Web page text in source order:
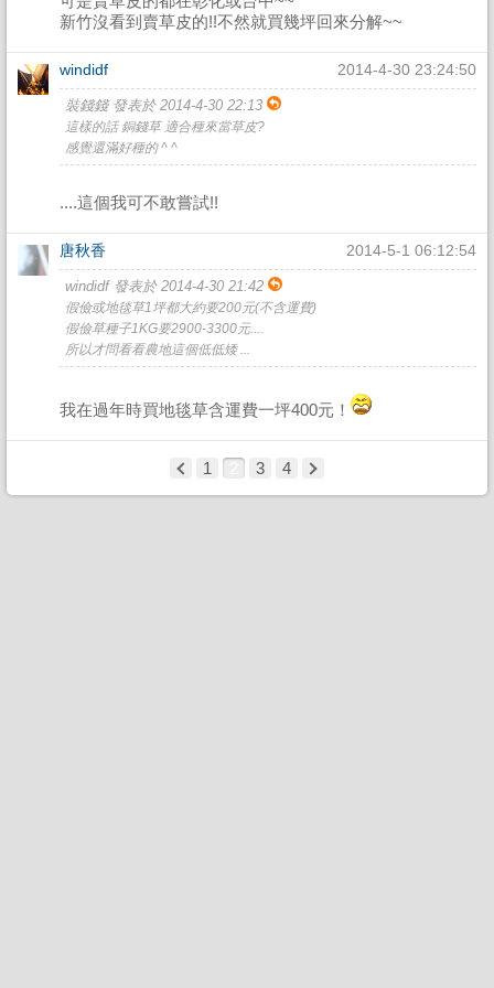
新竹沒看到賣草皮的!!不然就買幾坪回來分解~~
windidf 2014-4-30 23:24:50
裝錢錢 發表於 2014-4-30 22:13
這樣的話 銅錢草 適合種來當草皮?
感覺還滿好種的 ^ ^
....這個我可不敢嘗試!!
唐秋香 2014-5-1 06:12:54
windidf 發表於 2014-4-30 21:42
假儉或地毯草1坪都大約要200元(不含運費)
假儉草種子1KG要2900-3300元....
所以才問看看農地這個低低矮 ...
我在過年時買地毯草含運費一坪400元！
1 3 4